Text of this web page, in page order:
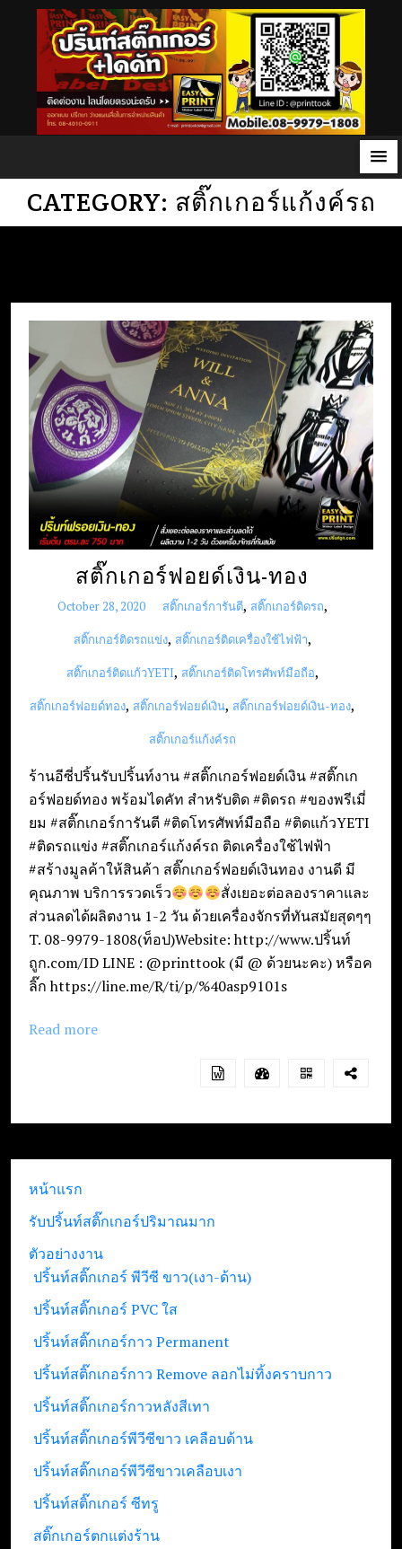
CATEGORY: สติ๊กเกอร์แก้งค์รถ
สติ๊กเกอร์ฟอยด์เงิน-ทอง
October 28, 2020 สติ๊กเกอร์การันตี, สติ๊กเกอร์ติดรถ,
สติ๊กเกอร์ติดรถแข่ง, สติ๊กเกอร์ติดเครื่องใช้ไฟฟ้า,
สติ๊กเกอร์ติดแก้วYETI, สติ๊กเกอร์ติดโทรศัพท์มือถือ,
สติ๊กเกอร์ฟอยด์ทอง, สติ๊กเกอร์ฟอยด์เงิน, สติ๊กเกอร์ฟอยด์เงิน-ทอง,
สติ๊กเกอร์แก้งค์รถ
ร้านอีซี่ปริ้นรับปริ้นท์งาน #สติ๊กเกอร์ฟอยด์เงิน #สติ๊กเก
อร์ฟอยด์ทอง พร้อมไดคัท สำหรับติด #ติดรถ #ของพรีเมี่
ยม #สติ๊กเกอร์การันตี #ติดโทรศัพท์มือถือ #ติดแก้วYETI
#ติดรถแข่ง #สติ๊กเกอร์แก้งค์รถ ติดเครื่องใช้ไฟฟ้า
#สร้างมูลค้าให้สินค้า สติ๊กเกอร์ฟอยด์เงินทอง งานดี มี
คุณภาพ บริการรวดเร็ว
สั่งเยอะต่อลองราคาและ
ส่วนลดได้ผลิตงาน 1-2 วัน ด้วยเครื่องจักรที่ทันสมัยสุดๆๆ
T. 08-9979-1808(ท็อป)Website: http://www.ปริ้นท์
ถูก.com/ID LINE : @printtook (มี @ ด้วยนะคะ) หรือค
ลิ๊ก https://line.me/R/ti/p/%40asp9101s
Read more
หน้าแรก
รับปริ้นท์สติ๊กเกอร์ปริมาณมาก
ตัวอย่างงาน
ปริ้นท์สติ๊กเกอร์ พีวีซี ขาว(เงา-ด้าน)
ปริ้นท์สติ๊กเกอร์ PVC ใส
ปริ้นท์สติ๊กเกอร์กาว Permanent
ปริ้นท์สติ๊กเกอร์กาว Remove ลอกไม่ทิ้งคราบกาว
ปริ้นท์สติ๊กเกอร์กาวหลังสีเทา
ปริ้นท์สติ๊กเกอร์พีวีซีขาว เคลือบด้าน
ปริ้นท์สติ๊กเกอร์พีวีซีขาวเคลือบเงา
ปริ้นท์สติ๊กเกอร์ ซีทรู
สติ๊กเกอร์ตกแต่งร้าน